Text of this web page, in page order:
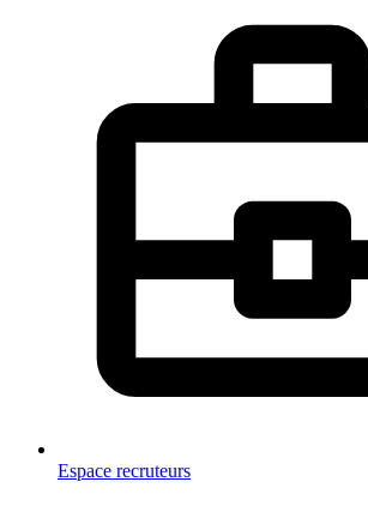
Espace recruteurs